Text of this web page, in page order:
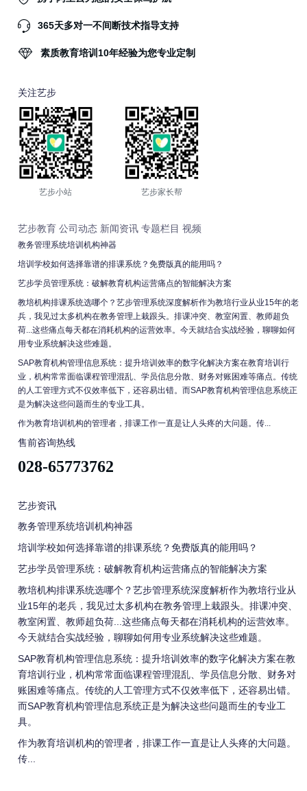
365天多对一不间断技术指导支持
素质教育培训10年经验为您专业定制
关注艺步
艺步小站 艺步家长帮
艺步教育 公司动态 新闻资讯 专题栏目 视频
教务管理系统培训机构神器
培训学校如何选择靠谱的排课系统？免费版真的能用吗？
艺步学员管理系统：破解教育机构运营痛点的智能解决方案
教培机构排课系统选哪个？艺步管理系统深度解析作为教培行业从业15年的老
兵，我见过太多机构在教务管理上栽跟头。排课冲突、教室闲置、教师超负
荷...这些痛点每天都在消耗机构的运营效率。今天就结合实战经验，聊聊如何
用专业系统解决这些难题。
SAP教育机构管理信息系统：提升培训效率的数字化解决方案在教育培训行
业，机构常常面临课程管理混乱、学员信息分散、财务对账困难等痛点。传统
的人工管理方式不仅效率低下，还容易出错。而SAP教育机构管理信息系统正
是为解决这些问题而生的专业工具。
作为教育培训机构的管理者，排课工作一直是让人头疼的大问题。传...
售前咨询热线
028-65773762
艺步资讯
教务管理系统培训机构神器
培训学校如何选择靠谱的排课系统？免费版真的能用吗？
艺步学员管理系统：破解教育机构运营痛点的智能解决方案
教培机构排课系统选哪个？艺步管理系统深度解析作为教培行业从
业15年的老兵，我见过太多机构在教务管理上栽跟头。排课冲突、
教室闲置、教师超负荷...这些痛点每天都在消耗机构的运营效率。
今天就结合实战经验，聊聊如何用专业系统解决这些难题。
SAP教育机构管理信息系统：提升培训效率的数字化解决方案在教
育培训行业，机构常常面临课程管理混乱、学员信息分散、财务对
账困难等痛点。传统的人工管理方式不仅效率低下，还容易出错。
而SAP教育机构管理信息系统正是为解决这些问题而生的专业工
具。
作为教育培训机构的管理者，排课工作一直是让人头疼的大问题。
传...